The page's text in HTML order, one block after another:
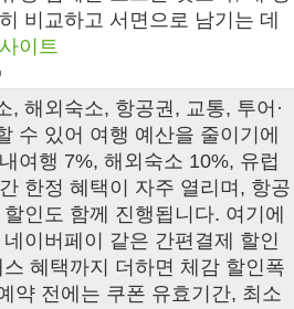
비교하고 서면으로 남기는 데
이트
, 해외숙소, 항공권, 교통, 투어·
수 있어 여행 예산을 줄이기에
여행 7%, 해외숙소 10%, 유럽
한정 혜택이 자주 열리며, 항공
인도 함께 진행됩니다. 여기에
이버페이 같은 간편결제 할인
혜택까지 더하면 체감 할인폭
약 전에는 쿠폰 유효기간, 최소